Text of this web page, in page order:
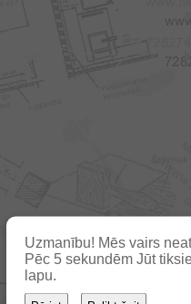
Uzmanību! Mēs vairs
Pēc 3 sekundēm Jūt
lapu.